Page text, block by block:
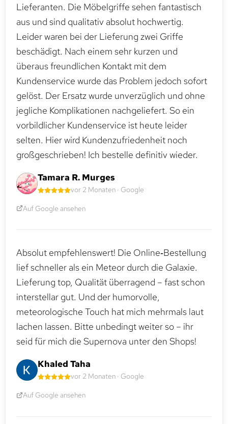
Lieferanten. Die Möbelgriffe sehen fantastisch
aus und sind qualitativ absolut hochwertig.
Leider waren bei der Lieferung zwei Griffe
beschädigt. Nach einem sehr kurzen und
überaus freundlichen Kontakt mit dem
Kundenservice wurde das Problem jedoch sofort
gelöst. Der Ersatz wurde unverzüglich und ohne
jegliche Komplikationen nachgeliefert. So ein
vorbildlicher Kundenservice ist heute leider
selten. Hier wird Kundenzufriedenheit noch
großgeschrieben! Ich bestelle definitiv wieder.
Tamara R. Murges
vor 2 Monaten · Google
Auf Google ansehen
Absolut empfehlenswert! Die Online‑Bestellung
lief schneller als ein Meteor durch die Galaxie.
Lieferung top, Qualität überragend – fast schon
interstellar gut. Und der humorvolle,
meteorologische Touch hat mich mehrmals laut
lachen lassen. Bitte unbedingt weiter so – ihr
seid für mich die Supernova unter den Shops!
Khaled Taha
vor 2 Monaten · Google
Auf Google ansehen